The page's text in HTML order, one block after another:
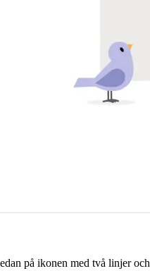
på ikonen med två linjer och